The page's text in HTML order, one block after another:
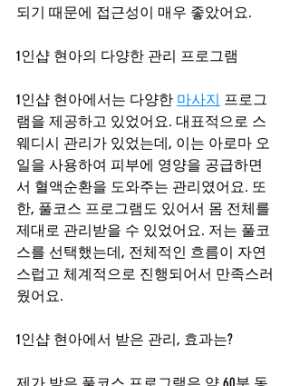
되기 때문에 접근성이 매우 좋았어요.
1인샵 현아의 다양한 관리 프로그램
1인샵 현아에서는 다양한 마사지 프로그
램을 제공하고 있었어요. 대표적으로 스
웨디시 관리가 있었는데, 이는 아로마 오
일을 사용하여 피부에 영양을 공급하면
서 혈액순환을 도와주는 관리였어요. 또
한, 풀코스 프로그램도 있어서 몸 전체를
제대로 관리받을 수 있었어요. 저는 풀코
스를 선택했는데, 전체적인 흐름이 자연
스럽고 체계적으로 진행되어서 만족스러
웠어요.
1인샵 현아에서 받은 관리, 효과는?